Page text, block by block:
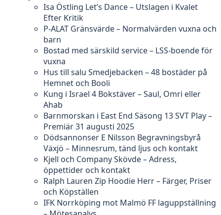
Isa Östling Let’s Dance – Utslagen i Kvalet
Efter Kritik
P-ALAT Gränsvärde – Normalvärden vuxna och
barn
Bostad med särskild service – LSS-boende för
vuxna
Hus till salu Smedjebacken – 48 bostäder på
Hemnet och Booli
Kung i Israel 4 Bokstäver – Saul, Omri eller
Ahab
Barnmorskan i East End Säsong 13 SVT Play –
Premiär 31 augusti 2025
Dödsannonser E Nilsson Begravningsbyrå
Växjö – Minnesrum, tänd ljus och kontakt
Kjell och Company Skövde – Adress,
öppettider och kontakt
Ralph Lauren Zip Hoodie Herr – Färger, Priser
och Köpställen
IFK Norrköping mot Malmö FF laguppställning